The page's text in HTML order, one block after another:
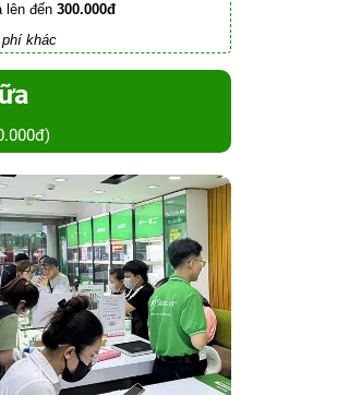
lên đến 300.000đ
khác